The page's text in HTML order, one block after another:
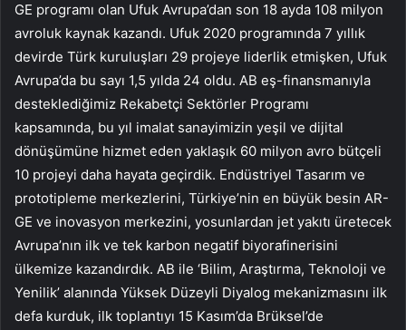
GE programı olan Ufuk Avrupa’dan son 18 ayda 108 milyon
avroluk kaynak kazandı. Ufuk 2020 programında 7 yıllık
devirde Türk kuruluşları 29 projeye liderlik etmişken, Ufuk
Avrupa’da bu sayı 1,5 yılda 24 oldu. AB eş-finansmanıyla
desteklediğimiz Rekabetçi Sektörler Programı
kapsamında, bu yıl imalat sanayimizin yeşil ve dijital
dönüşümüne hizmet eden yaklaşık 60 milyon avro bütçeli
10 projeyi daha hayata geçirdik. Endüstriyel Tasarım ve
prototipleme merkezlerini, Türkiye’nin en büyük besin AR-
GE ve inovasyon merkezini, yosunlardan jet yakıtı üretecek
Avrupa’nın ilk ve tek karbon negatif biyorafinerisini
ülkemize kazandırdık. AB ile ‘Bilim, Araştırma, Teknoloji ve
Yenilik’ alanında Yüksek Düzeyli Diyalog mekanizmasını ilk
defa kurduk, ilk toplantıyı 15 Kasım’da Brüksel’de